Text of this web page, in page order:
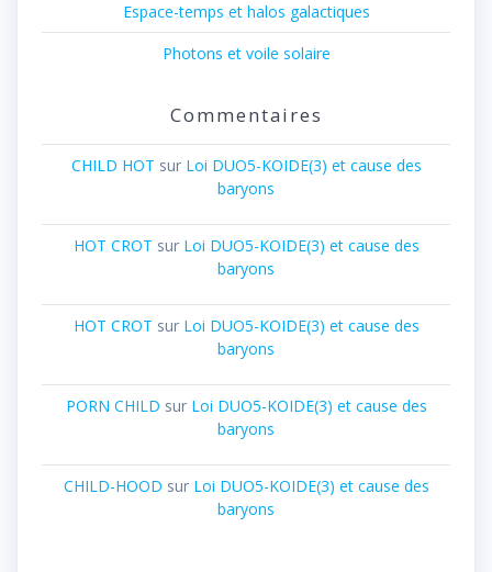
Espace-temps et halos galactiques
Photons et voile solaire
Commentaires
CHILD HOT sur Loi DUO5-KOIDE(3) et cause des
baryons
HOT CROT sur Loi DUO5-KOIDE(3) et cause des
baryons
HOT CROT sur Loi DUO5-KOIDE(3) et cause des
baryons
PORN CHILD sur Loi DUO5-KOIDE(3) et cause des
baryons
CHILD-HOOD sur Loi DUO5-KOIDE(3) et cause des
baryons